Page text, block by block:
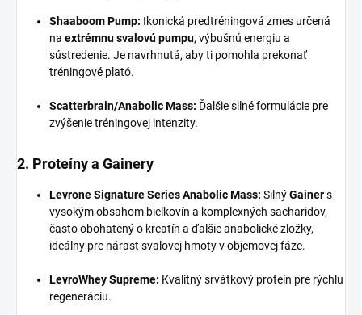
Shaaboom Pump: Ikonická predtréningová zmes určená
na extrémnu svalovú pumpu, výbušnú energiu a
sústredenie. Je navrhnutá, aby ti pomohla prekonať
tréningové plató.
Scatterbrain/Anabolic Mass: Ďalšie silné formulácie pre
zvýšenie tréningovej intenzity.
2. Proteíny a Gainery
Levrone Signature Series Anabolic Mass: SilnýGainers
vysokým obsahom bielkovín a komplexných sacharidov,
často obohatený o kreatín a ďalšie anabolické zložky,
ideálny pre nárast svalovej hmoty v objemovej fáze.
LevroWhey Supreme: Kvalitný srvátkový proteín pre rýchlu
regeneráciu.